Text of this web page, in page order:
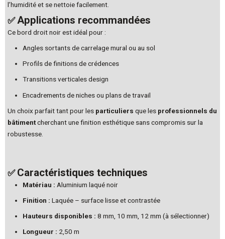
l’humidité et se nettoie facilement.
✅Applications recommandées
Ce bord droit noir est idéal pour :
Angles sortants de carrelage mural ou au sol
Profils de finitions de crédences
Transitions verticales design
Encadrements de niches ou plans de travail
Un choix parfait tant pour les particuliers que les professionnels du
bâtimentcherchant une finition esthétique sans compromis sur la
robustesse.
✅ Caractéristiques techniques
Matériau : Aluminium laqué noir
Finition : Laquée – surface lisse et contrastée
Hauteurs disponibles : 8 mm, 10 mm, 12 mm (à sélectionner)
Longueur : 2,50 m